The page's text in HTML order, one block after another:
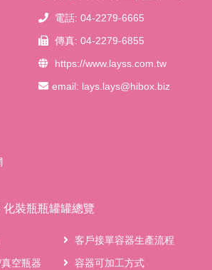
化裝瓶瓶罐罐總覽
空瓶器
客戶接單容器生產流程
容器可加工方式
電話: 04-2279-6665
傳真: 04-2279-6855
https://www.layss.com.tw
email: lays.lays@hibox.biz